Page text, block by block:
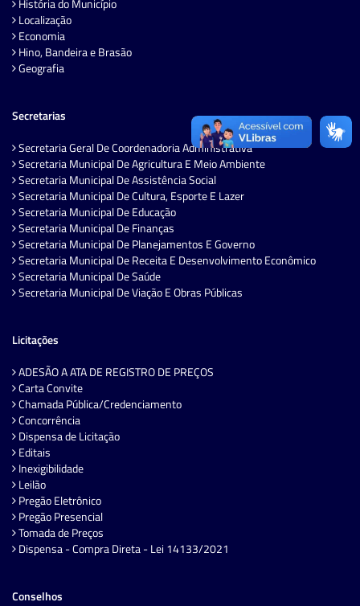
História do Município
Localização
Economia
Hino, Bandeira e Brasão
Geografia
Secretarias
Secretaria Geral De Coordenadoria Administrativa
Secretaria Municipal De Agricultura E Meio Ambiente
Secretaria Municipal De Assistência Social
Secretaria Municipal De Cultura, Esporte E Lazer
Secretaria Municipal De Educação
Secretaria Municipal De Finanças
Secretaria Municipal De Planejamentos E Governo
Secretaria Municipal De Receita E Desenvolvimento Econômico
Secretaria Municipal De Saúde
Secretaria Municipal De Viação E Obras Públicas
Licitações
ADESÃO A ATA DE REGISTRO DE PREÇOS
Carta Convite
Chamada Pública/Credenciamento
Concorrência
Dispensa de Licitação
Editais
Inexigibilidade
Leilão
Pregão Eletrônico
Pregão Presencial
Tomada de Preços
Dispensa - Compra Direta - Lei 14133/2021
Conselhos